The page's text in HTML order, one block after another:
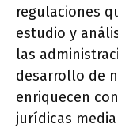
regulaciones
estudio y
las
desarrollo de
enriquecen
jurídicas